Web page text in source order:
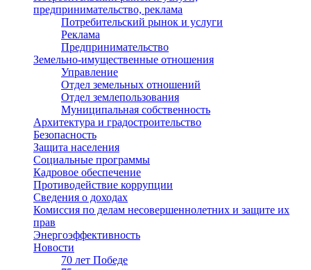
предпринимательство, реклама
Потребительский рынок и услуги
Реклама
Предпринимательство
Земельно-имущественные отношения
Управление
Отдел земельных отношений
Отдел землепользования
Муниципальная собственность
Архитектура и градостроительство
Безопасность
Защита населения
Социальные программы
Кадровое обеспечение
Противодействие коррупции
Сведения о доходах
Комиссия по делам несовершеннолетних и защите их
прав
Энергоэффективность
Новости
70 лет Победе